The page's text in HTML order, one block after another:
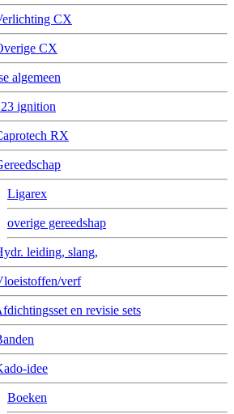
CX
CX
algemeen
ignition
RX
Ligarex
overige gereedshap
leiding, slang,
verf
en revisie sets
idee
Boeken